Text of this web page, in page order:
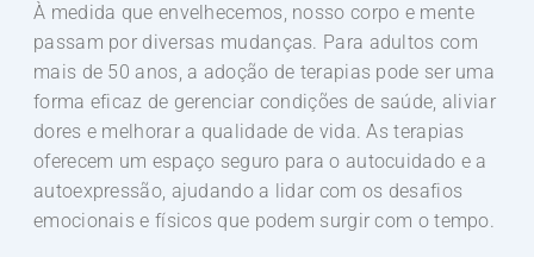
À medida que envelhecemos, nosso corpo e mente
passam por diversas mudanças. Para adultos com
mais de 50 anos, a adoção de terapias pode ser uma
forma eficaz de gerenciar condições de saúde, aliviar
dores e melhorar a qualidade de vida. As terapias
oferecem um espaço seguro para o autocuidado e a
autoexpressão, ajudando a lidar com os desafios
emocionais e físicos que podem surgir com o tempo.